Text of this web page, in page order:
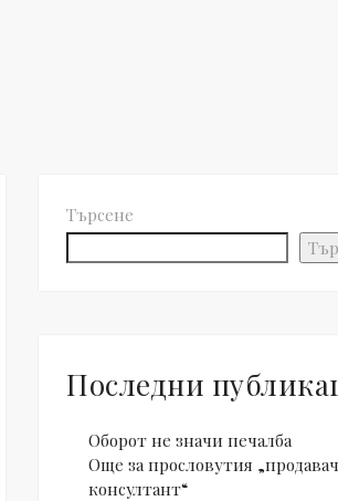
Търсене
Последни
Оборот не значи печалба
Още за прословутия
консултант“